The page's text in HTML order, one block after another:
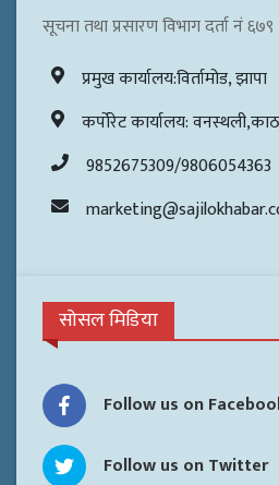
सूचना तथा प्रसारण विभाग दर्ता नं ६७९
प्रमुख कार्यालय:विर्तामोड, झापा
कर्पोरेट कार्यालय:
9852675309/9806054363
सोसल मिडिया
Follow us on
Follow us on Twitter